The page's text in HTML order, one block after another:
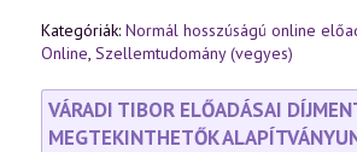
Kategóriák: Normál hosszúságú online
Online, Szellemtudomány (vegyes)
VÁRADI TIBOR ELŐADÁSAI
MEGTEKINTHETŐK